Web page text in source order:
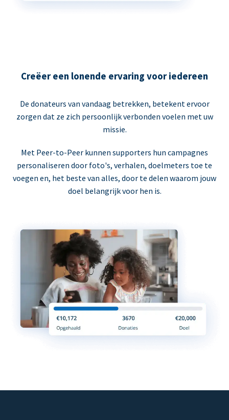
Creëer een lonende ervaring voor iedereen
De donateurs van vandaag betrekken, betekent ervoor
zorgen dat ze zich persoonlijk verbonden voelen met uw
missie.
Met Peer-to-Peer kunnen supporters hun campagnes
personaliseren door foto's, verhalen, doelmeters toe te
voegen en, het beste van alles, door te delen waarom jouw
doel belangrijk voor hen is.